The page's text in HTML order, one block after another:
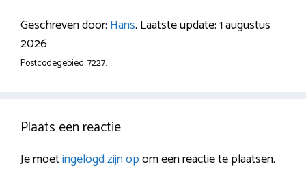
Geschreven door: Hans. Laatste update: 1 augustus
2026
Postcodegebied: 7227.
Plaats een reactie
Je moetingelogd zijn opom een reactie te plaatsen.